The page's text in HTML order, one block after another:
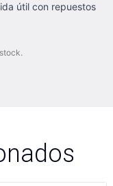
útil con repuestos